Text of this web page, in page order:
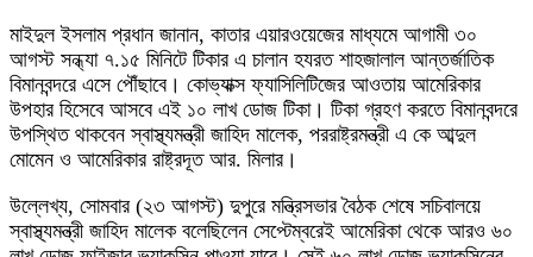
মাইদুল ইসলাম প্রধান জানান, কাতার এয়ারওয়েজের মাধ্যমে আগামী ৩০
আগস্ট সন্ধ্যা ৭.১৫ মিনিটে টিকার এ চালান হযরত শাহজালাল আন্তর্জাতিক
বিমানবন্দরে এসে পৌঁছাবে। কোভ্যাক্স ফ্যাসিলিটিজের আওতায় আমেরিকার
উপহার হিসেবে আসবে এই ১০ লাখ ডোজ টিকা। টিকা গ্রহণ করতে বিমানবন্দরে
উপস্থিত থাকবেন স্বাস্থ্যমন্ত্রী জাহিদ মালেক, পররাষ্ট্রমন্ত্রী এ কে আব্দুল
মোমেন ও আমেরিকার রাষ্ট্রদূত আর. মিলার।
উল্লেখ্য, সোমবার (২৩ আগস্ট) দুপুরে মন্ত্রিসভার বৈঠক শেষে সচিবালয়ে
স্বাস্থ্যমন্ত্রী জাহিদ মালেক বলেছিলেন সেপ্টেম্বরেই আমেরিকা থেকে আরও ৬০